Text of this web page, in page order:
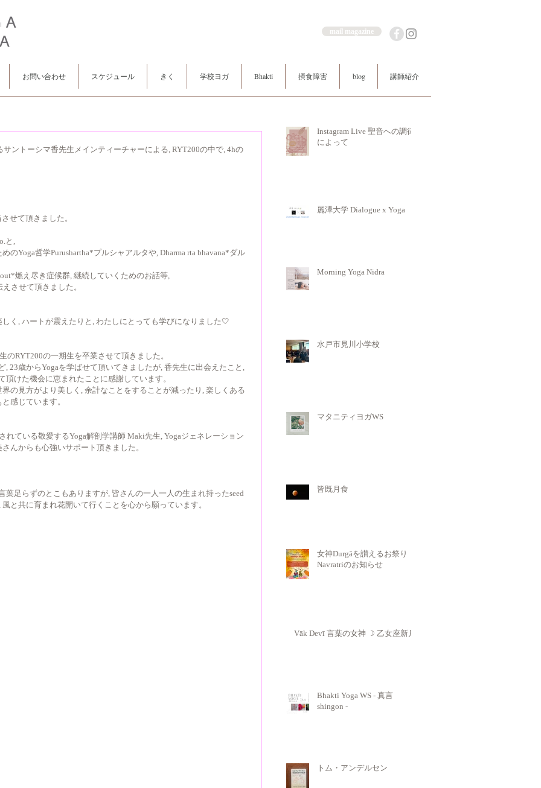
mail magazine
お問い合わせ スケジュール きく 学校ヨガ Bhakti 摂食障害 blog 講師紹介
ントーシマ香先生メインティーチャーによる, RYT200の中で, 4hの
せて頂きました。
と,
のYoga哲学Purushartha*プルシャアルタや, Dharma rta bhavana*ダル
燃え尽き症候群, 継続していくためのお話等,
させて頂きました。
く, ハートが震えたりと, わたしにとっても学びになりました🤍
のRYT200の一期生を卒業させて頂きました。
, 23歳からYogaを学ばせて頂いてきましたが, 香先生に出会えたこと,
けた機会に恵まれたことに感謝しています。
の見方がより美しく, 余計なことをすることが減ったり, 楽しくある
感じています。
れている敬愛するYoga解剖学講師 Maki先生, Yogaジェネレーション
んからも心強いサポート頂きました。
葉足らずのとこもありますが, 皆さんの一人一人の生まれ持ったseed
と共に育まれ花開いて行くことを心から願っています。
Instagram Live 聖音への調律
によって
麗澤大学 Dialogue x Yoga
Morning Yoga Nidra
水戸市見川小学校
マタニティヨガWS
皆既月食
女神Durgāを讃えるお祭り
Navratriのお知らせ
Vāk Devī 言葉の女神 ☽ 乙女座新月
Bhakti Yoga WS - 真言
shingon -
トム・アンデルセン